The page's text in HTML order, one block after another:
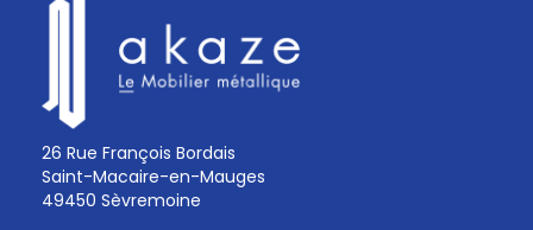
26 Rue François Bordais
Saint-Macaire-en-Mauges
49450 Sèvremoine